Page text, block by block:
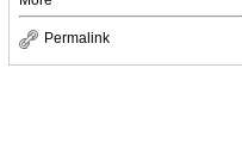
Permalink